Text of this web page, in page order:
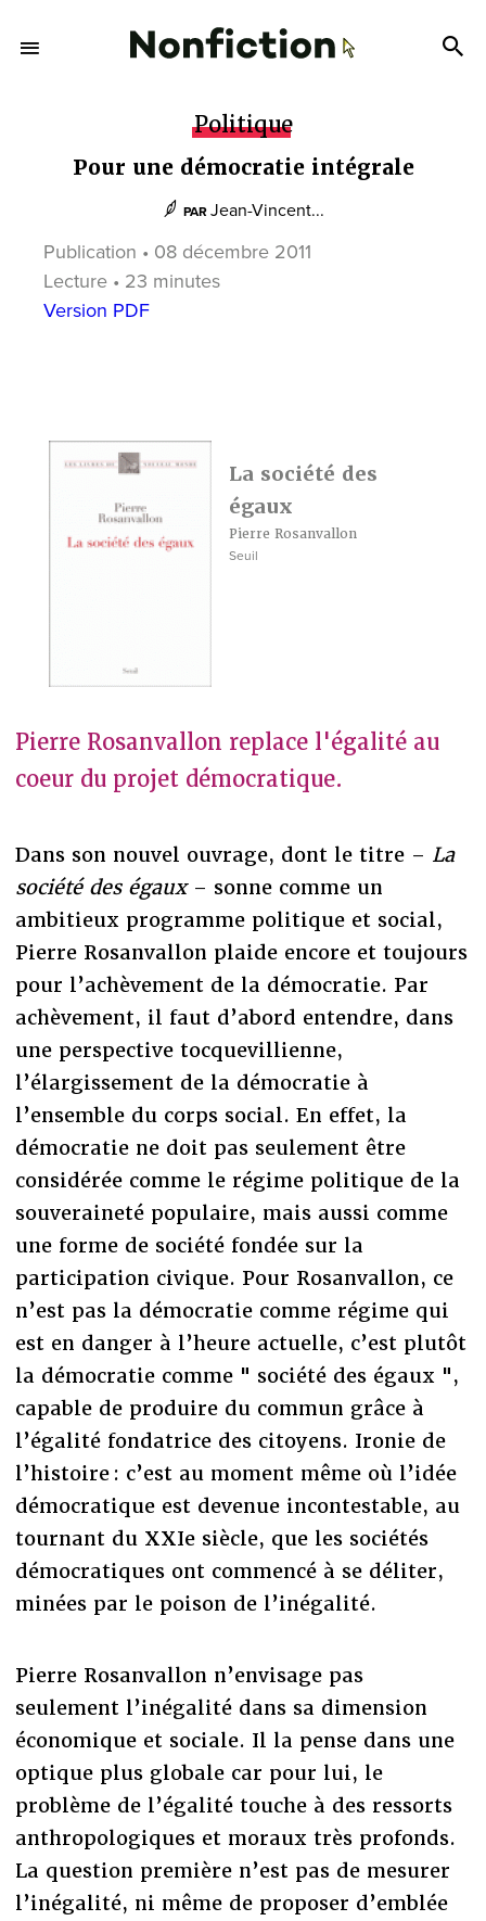
Politique
Pour une démocratie intégrale
PAR Jean-Vincent...
Publication • 08 décembre 2011
Lecture • 23 minutes
Version PDF
La société des
égaux
Pierre Rosanvallon
Seuil
Pierre Rosanvallon replace l'égalité au
coeur du projet démocratique.
Dans son nouvel ouvrage, dont le titre – La
société des égaux – sonne comme un
ambitieux programme politique et social,
Pierre Rosanvallon plaide encore et toujours
pour l’achèvement de la démocratie. Par
achèvement, il faut d’abord entendre, dans
une perspective tocquevillienne,
l’élargissement de la démocratie à
l’ensemble du corps social. En effet, la
démocratie ne doit pas seulement être
considérée comme le régime politique de la
souveraineté populaire, mais aussi comme
une forme de société fondée sur la
participation civique. Pour Rosanvallon, ce
n’est pas la démocratie comme régime qui
est en danger à l’heure actuelle, c’est plutôt
la démocratie comme " société des égaux ",
capable de produire du commun grâce à
l’égalité fondatrice des citoyens. Ironie de
l’histoire : c’est au moment même où l’idée
démocratique est devenue incontestable, au
tournant du XXIe siècle, que les sociétés
démocratiques ont commencé à se déliter,
minées par le poison de l’inégalité.
Pierre Rosanvallon n’envisage pas
seulement l’inégalité dans sa dimension
économique et sociale. Il la pense dans une
optique plus globale car pour lui, le
problème de l’égalité touche à des ressorts
anthropologiques et moraux très profonds.
La question première n’est pas de mesurer
l’inégalité, ni même de proposer d’emblée